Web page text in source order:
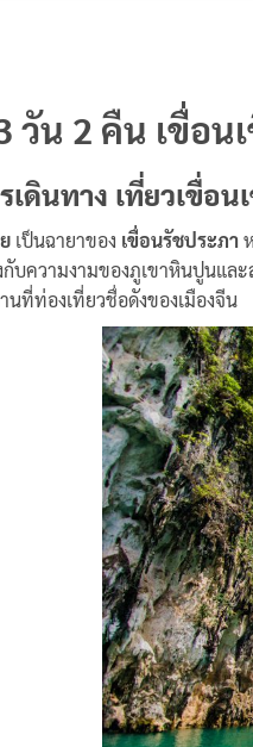
วัน 2 คืน เขื่อ
เดินทาง เที่ยวเขื่อ
เป็นฉายาของ เขื่อนรัชประภา
กับความงามของภูเขาหินปูนแล
นที่ท่องเที่ยวชื่อดังของเมืองจีน